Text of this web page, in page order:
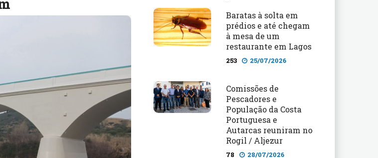
Baratas à solta em
prédios e até chegam
à mesa de um
restaurante em Lagos
253 25/07/2026
Comissões de
Pescadores e
População da Costa
Portuguesa e
Autarcas reuniram no
Rogil / Aljezur
78 28/07/2026